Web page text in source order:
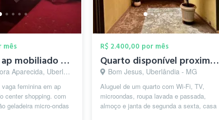
mês
quarto em ap mobiliado e wi fi vaga fem...
Uberlândia - MG
feminina em ap
center shopping. com
geladeira micro-ondas
R$ 2.400,00 por mês
Quarto disponível proximo ao colégio nac...
Bom Jesus, Uberlândia - MG
Aluguel de um quarto com Wi-Fi, TV,
microondas, roupa lavada e passada,
almoço e janta de segunda a sexta, casa